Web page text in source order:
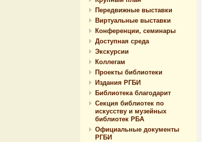
Передвижные выставки
Виртуальные выставки
Конференции, семинары
Доступная среда
Экскурсии
Коллегам
Проекты библиотеки
Издания РГБИ
Библиотека благодарит
Секция библиотек по
искусству и музейных
библиотек РБА
Официальные документы
РГБИ